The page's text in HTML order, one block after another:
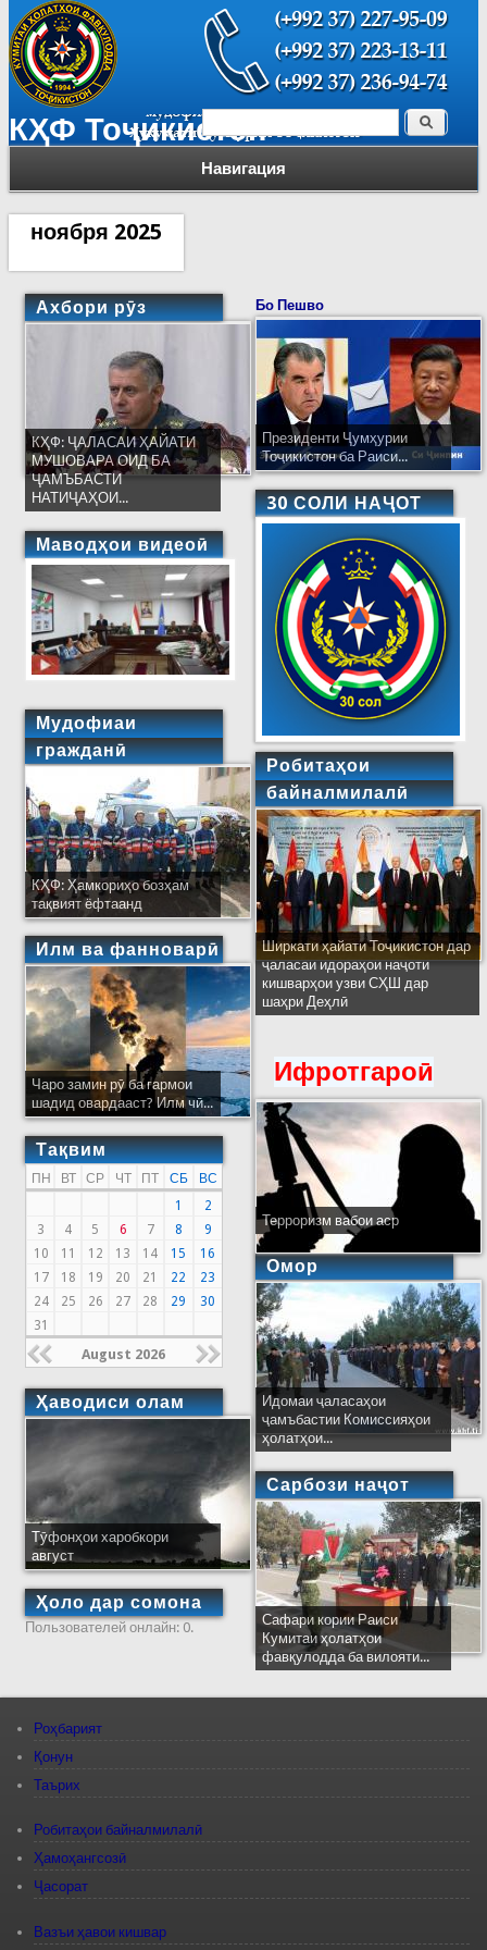
КҲФ Тоҷикистон
Навигация
Форма поиска Поиск
ноября 2025
Ахбори рӯз
КҲФ: ҶАЛАСАИ ҲАЙАТИ
МУШОВАРА ОИД БА
ҶАМЪБАСТИ
НАТИҶАҲОИ...
Маводҳои видеоӣ
Мудофиаи
гражданӣ
КҲФ: Ҳамкориҳо бозҳам
тақвият ёфтаанд
Илм ва фанноварӣ
Чаро замин рӯ ба гармои
шадид овардааст? Илм чӣ...
Тақвим
ПН ВТ СР ЧТ ПТ СБ
ВС
1
2
3
4 5 6 7 8
9
10
11 12 13 14 15
16
17
18 19 20 21 22
23
24
25 26 27 28 29
30
31
August 2026
Ҳаводиси олам
Тӯфонҳои харобкори
август
Ҳоло дар сомона
Пользователей онлайн: 0.
Бо Пешво
Президенти Ҷумҳурии
Тоҷикистон ба Раиси...
30 СОЛИ НАҶОТ
Робитаҳои
байналмилалӣ
Ширкати ҳайати Тоҷикистон дар
ҷаласаи идораҳои наҷоти
кишварҳои узви СҲШ дар
шаҳри Деҳлӣ
Ифротгароӣ
Терроризм вабои аср
Омор
Идомаи ҷаласаҳои
ҷамъбастии Комиссияҳои
ҳолатҳои...
Сарбози наҷот
Сафари кории Раиси
Кумитаи ҳолатҳои
фавқулодда ба вилояти...
Роҳбарият
Қонун
Таърих
Робитаҳои байналмилалӣ
Ҳамоҳангсозӣ
Ҷасорат
Вазъи ҳавои кишвар